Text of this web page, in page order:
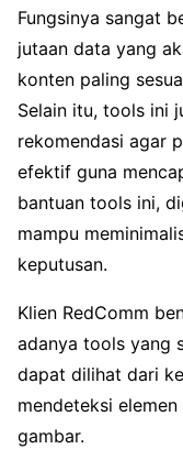
Fungsinya sangat
jutaan data yang
konten paling
Selain itu, tools ini
rekomendasi agar
efektif guna
bantuan tools ini,
mampu
keputusan.
Klien RedComm
adanya tools yang
dapat dilihat dari
mendeteksi
gambar.